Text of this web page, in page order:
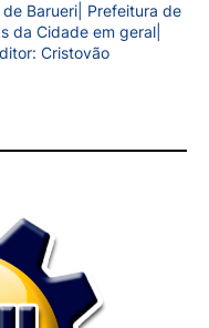
Barueri| Prefeitura de
da Cidade em geral|
Cristovão